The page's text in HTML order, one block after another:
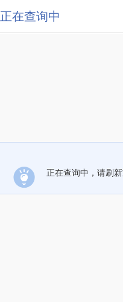
正在查询中
正在查询中，请刷